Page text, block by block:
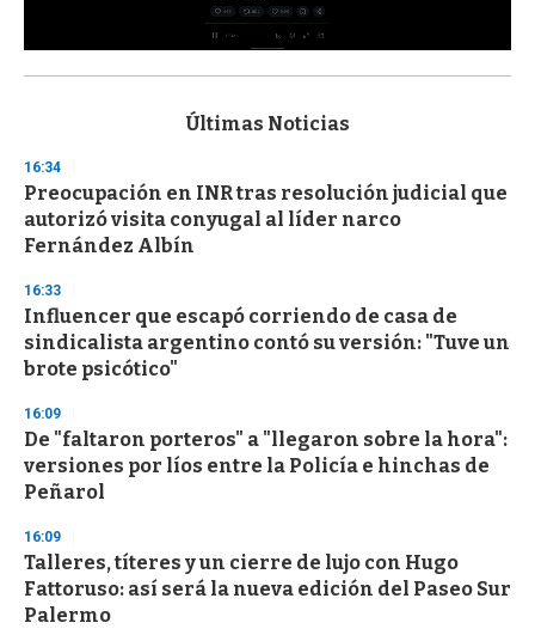
s
d
s
o
f
3
s
e
c
o
n
Últimas Noticias
16:34
Preocupación en INR tras resolución judicial que
autorizó visita conyugal al líder narco
Fernández Albín
16:33
Influencer que escapó corriendo de casa de
sindicalista argentino contó su versión: "Tuve un
brote psicótico"
16:09
De "faltaron porteros" a "llegaron sobre la hora":
versiones por líos entre la Policía e hinchas de
Peñarol
16:09
Talleres, títeres y un cierre de lujo con Hugo
Fattoruso: así será la nueva edición del Paseo Sur
Palermo